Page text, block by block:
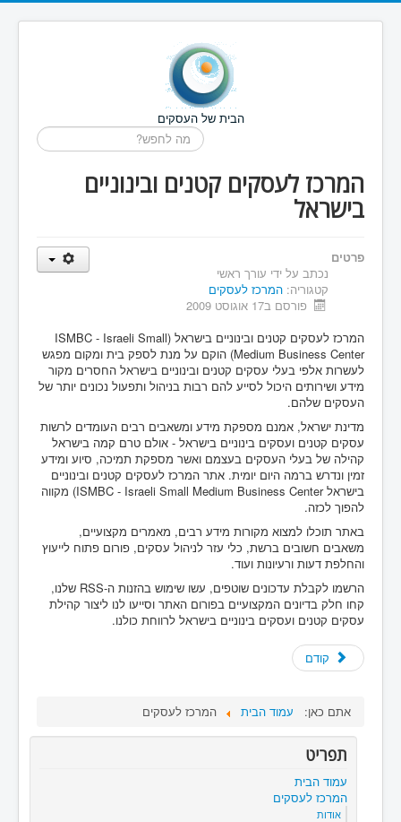
הבית של העסקים
חיפוש...
המרכז לעסקים קטנים ובינוניים
בישראל
פרטים
נכתב על ידי עורך ראשי
קטגוריה: המרכז לעסקים
פורסם ב17 אוגוסט 2009
המרכז לעסקים קטנים ובינוניים בישראל (ISMBC - Israeli Small
Medium Business Center) הוקם על מנת לספק בית ומקום מפגש
לעשרות אלפי בעלי עסקים קטנים ובינוניים בישראל החסרים מקור
מידע ושירותים היכול לסייע להם רבות בניהול ותפעול נכונים יותר של
העסקים שלהם.
מדינת ישראל, אמנם מספקת מידע ומשאבים רבים העומדים לרשות
עסקים קטנים ועסקים בינוניים בישראל - אולם טרם קמה בישראל
קהילה של בעלי העסקים בעצמם ואשר מספקת תמיכה, סיוע ומידע
זמין ונדרש ברמה היום יומית. אתר המרכז לעסקים קטנים ובינוניים
בישראל ISMBC - Israeli Small Medium Business Center) מקווה
להפוך לכזה.
באתר תוכלו למצוא מקורות מידע רבים, מאמרים מקצועיים,
משאבים חשובים ברשת, כלי עזר לניהול עסקים, פורום פתוח לייעוץ
והחלפת דעות ורעיונות ועוד.
הרשמו לקבלת עדכונים שוטפים, עשו שימוש בהזנות ה-RSS שלנו,
קחו חלק בדיונים המקצועיים בפורום האתר וסייעו לנו ליצור קהילת
עסקים קטנים ועסקים בינוניים בישראל לרווחת כולנו.
קודם
אתם כאן: עמוד הבית המרכז לעסקים
תפריט
עמוד הבית
המרכז לעסקים
אודות